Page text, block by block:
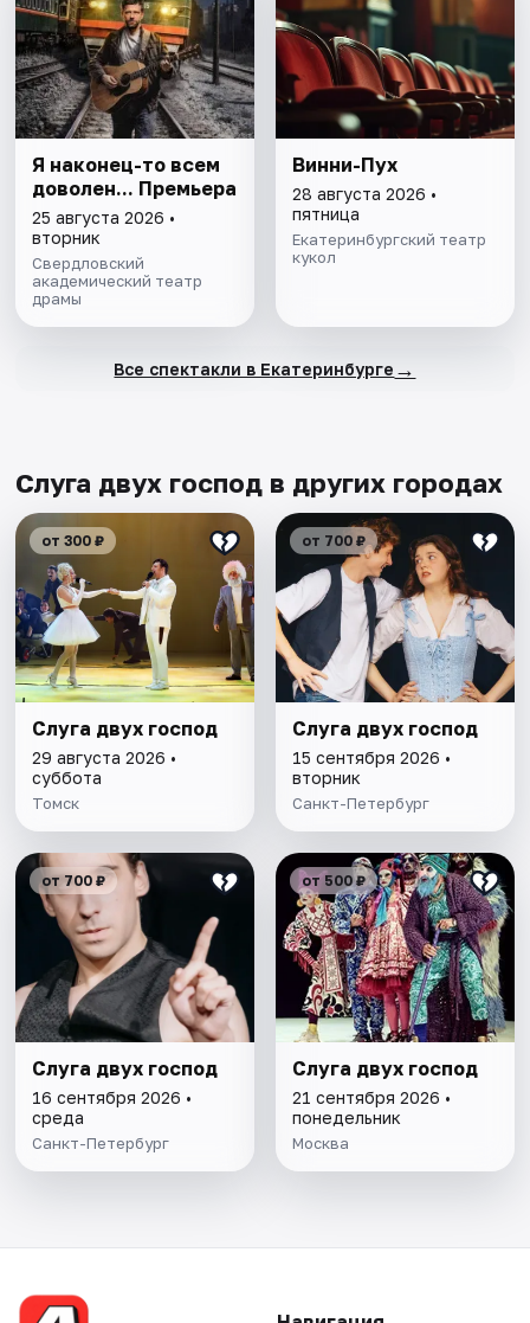
Я наконец-то всем
доволен... Премьера
25 августа 2026 •
вторник
Свердловский
академический театр
драмы
Винни-Пух
28 августа 2026 •
пятница
Екатеринбургский театр
кукол
Все спектакли в Екатеринбурге →
Слуга двух господ в других городах
от 300 ₽
Слуга двух господ
29 августа 2026 •
суббота
Томск
от 700 ₽
Слуга двух господ
15 сентября 2026 •
вторник
Санкт-Петербург
от 700 ₽
Слуга двух господ
16 сентября 2026 •
среда
Санкт-Петербург
от 500 ₽
Слуга двух господ
21 сентября 2026 •
понедельник
Москва